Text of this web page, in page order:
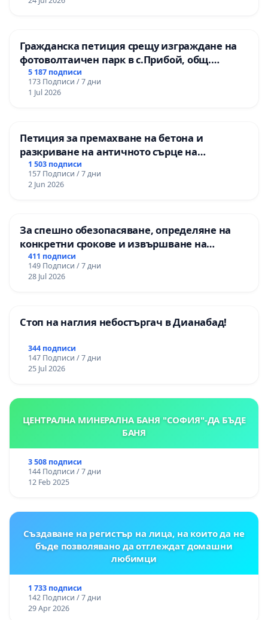
Гражданска петиция срещу изграждане на
фотоволтаичен парк в с.Прибой, общ.
Радомир
5 187 подписи
173 Подписи / 7 дни
1 Jul 2026
Петиция за премахване на бетона и
разкриване на античното сърце на
Могиланската могила във Враца
1 503 подписи
157 Подписи / 7 дни
2 Jun 2026
За спешно обезопасяване, определяне на
конкретни срокове и извършване на
цялостна рехабилитация на
републиканския път между пътен възел АМ
„Тракия“ - гр. Ихтиман - с. Мирово - к.к.
411 подписи
149 Подписи / 7 дни
28 Jul 2026
Стоп на наглия небостъргач в Дианабад!
344 подписи
147 Подписи / 7 дни
25 Jul 2026
ЦЕНТРАЛНА МИНЕРАЛНА БАНЯ "СОФИЯ"-ДА БЪДЕ
БАНЯ
3 508 подписи
144 Подписи / 7 дни
12 Feb 2025
Създаване на регистър на лица, на които да не
бъде позволявано да отглеждат домашни
любимци
1 733 подписи
142 Подписи / 7 дни
29 Apr 2026